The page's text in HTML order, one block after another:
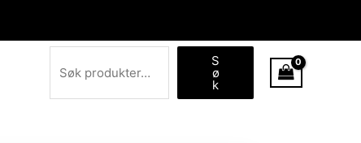
Søk
S
ø
k